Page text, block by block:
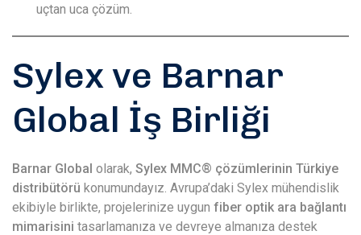
uçtan uca çözüm.
Sylex ve Barnar
Global İş Birliği
Barnar Global olarak, Sylex MMC® çözümlerinin Türkiye
distribütörü konumundayız. Avrupa’daki Sylex mühendislik
ekibiyle birlikte, projelerinize uygun fiber optik ara bağlantı
mimarisini tasarlamanıza ve devreye almanıza destek